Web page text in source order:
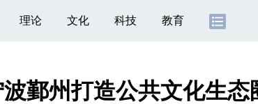
理论 文化 科技 教育
鄞州打造公共文化生